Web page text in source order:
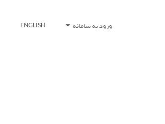
ورود به سامانه ENGLISH